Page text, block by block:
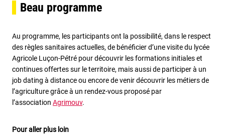
Beau programme
Au programme, les participants ont la possibilité, dans le respect
des règles sanitaires actuelles, de bénéficier d’une visite du lycée
Agricole Luçon-Pétré pour découvrir les formations initiales et
continues offertes sur le territoire, mais aussi de participer à un
job dating à distance ou encore de venir découvrir les métiers de
l’agriculture grâce à un rendez-vous proposé par
l’association Agrimouv.
Pour aller plus loin